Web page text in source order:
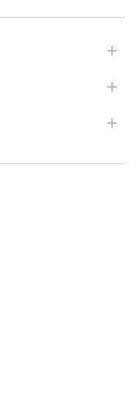
ボタンアクセント ポロシャツ / Button Accent Polo Shirt